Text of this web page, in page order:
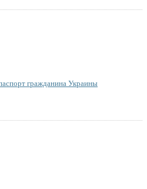
гражданина Украины